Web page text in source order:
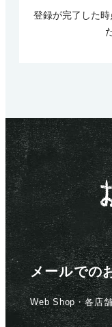
登録が完了した時
メールでの
Web Shop・各店